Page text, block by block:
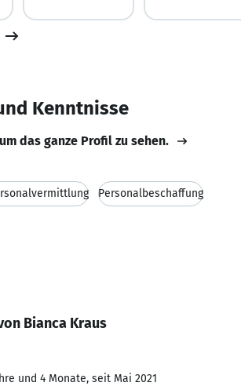
Kenntnisse
das ganze Profil zu sehen.
Personalbeschaffung
Bianca Kraus
und 4 Monate, seit Mai 2021